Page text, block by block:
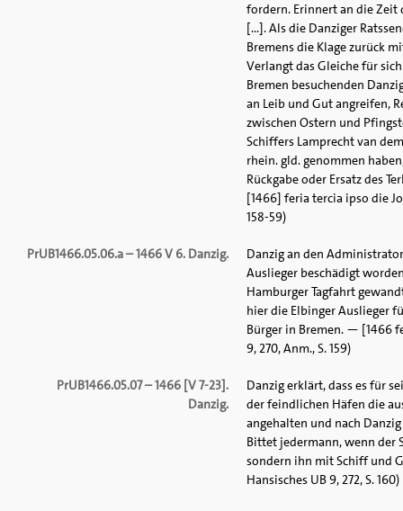
fordern. Erinnert an die Zeit
[...]. Als die Danziger
Bremens die Klage zurück
Verlangt das Gleiche für
Bremen besuchenden
an Leib und Gut angreifen,
zwischen Ostern und
Schiffers Lamprecht van
rhein. gld. genommen
Rückgabe oder Ersatz des
[1466] feria tercia ipso die
158-59)
PrUB1466.05.06.a – 1466 V 6. Danzig.
Danzig an den
Auslieger beschädigt
Hamburger Tagfahrt
hier die Elbinger Auslieger
Bürger in Bremen. — [1466
9, 270, Anm., S. 159)
PrUB1466.05.07 – 1466 [V 7-23].
Danzig.
Danzig erklärt, dass es für
der feindlichen Häfen die
angehalten und nach
Bittet jedermann, wenn der
sondern ihn mit Schiff und
Hansisches UB 9, 272, S. 160)